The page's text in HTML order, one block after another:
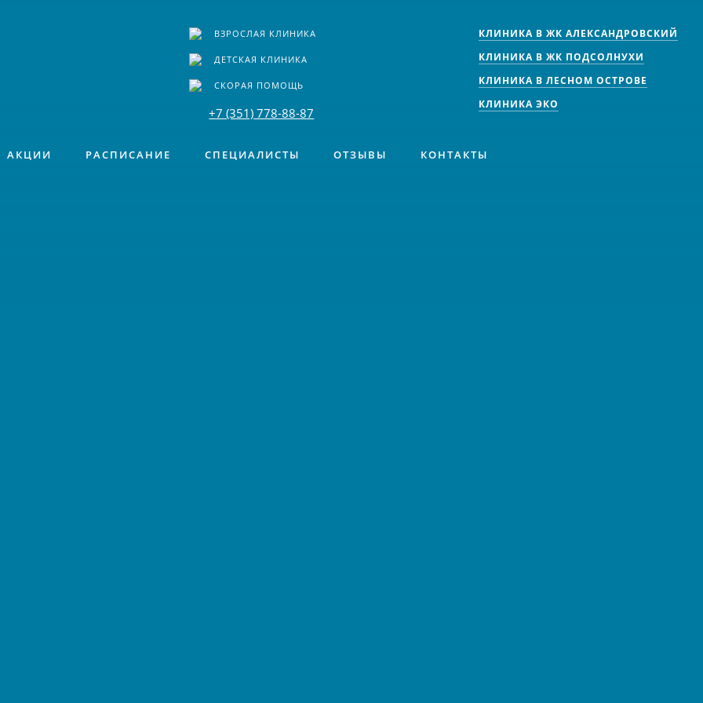
ВЗРОСЛАЯ КЛИНИКА
ДЕТСКАЯ КЛИНИКА
СКОРАЯ ПОМОЩЬ
+7 (351) 778-88-87
КЛИНИКА В ЖК АЛЕКСАНДРОВСКИЙ
КЛИНИКА В ЖК ПОДСОЛНУХИ
КЛИНИКА В ЛЕСНОМ ОСТРОВЕ
КЛИНИКА ЭКО
АКЦИИ РАСПИСАНИЕ СПЕЦИАЛИСТЫ ОТЗЫВЫ КОНТАКТЫ